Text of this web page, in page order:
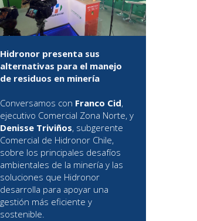
Hidronor presenta sus
alternativas para el manejo
de residuos en minería
Conversamos con Franco Cid,
ejecutivo Comercial Zona Norte, y
Denisse Triviños, subgerente
Comercial de Hidronor Chile,
sobre los principales desafíos
ambientales de la minería y las
soluciones que Hidronor
desarrolla para apoyar una
gestión más eficiente y
sostenible.